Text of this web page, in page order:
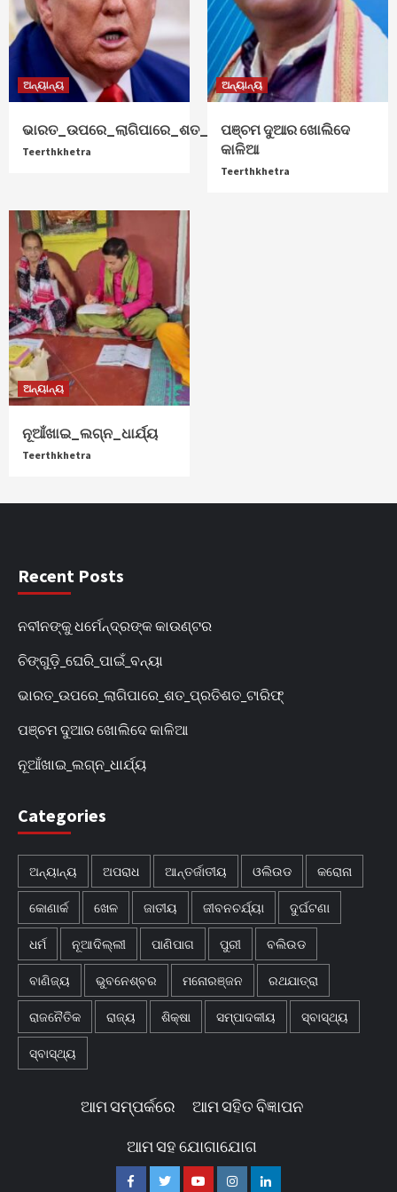
ଅନ୍ୟାନ୍ୟ
ଭାରତ_ଉପରେ_ଲାଗିପାରେ_ଶତ_ପ୍ରତିଶତ_ଟାରିଫ୍
Teerthkhetra
ଅନ୍ୟାନ୍ୟ
ପଞ୍ଚମ ଦୁଆର ଖୋଲିଦେ
କାଳିଆ
Teerthkhetra
ଅନ୍ୟାନ୍ୟ
ନୂଆଁଖାଇ_ଲଗ୍ନ_ଧାର୍ଯ୍ୟ
Teerthkhetra
Recent Posts
ନବୀନଙ୍କୁ ଧର୍ମେନ୍ଦ୍ରଙ୍କ କାଉଣ୍ଟର
ଚିଙ୍ଗୁଡ଼ି_ଘେରି_ପାଇଁ_ବନ୍ୟା
ଭାରତ_ଉପରେ_ଲାଗିପାରେ_ଶତ_ପ୍ରତିଶତ_ଟାରିଫ୍
ପଞ୍ଚମ ଦୁଆର ଖୋଲିଦେ କାଳିଆ
ନୂଆଁଖାଇ_ଲଗ୍ନ_ଧାର୍ଯ୍ୟ
Categories
ଅନ୍ୟାନ୍ୟ ଅପରାଧ ଆନ୍ତର୍ଜାତୀୟ ଓଲିଉଡ କରୋନା
କୋଣାର୍କ ଖେଳ ଜାତୀୟ ଜୀବନଚର୍ଯ୍ୟା ଦୁର୍ଘଟଣା
ଧର୍ମ ନୂଆଦିଲ୍ଲୀ ପାଣିପାଗ ପୁରୀ ବଲିଉଡ
ବାଣିଜ୍ୟ ଭୁବନେଶ୍ବର ମନୋରଞ୍ଜନ ରଥଯାତ୍ରା
ରାଜନୈତିକ ରାଜ୍ୟ ଶିକ୍ଷା ସମ୍ପାଦକୀୟ ସ୍ବାସ୍ଥ୍ୟ
ସ୍ବାସ୍ଥ୍ୟ
ଆମ ସମ୍ପର୍କରେ ଆମ ସହିତ ବିଜ୍ଞାପନ
ଆମ ସହ ଯୋଗାଯୋଗ